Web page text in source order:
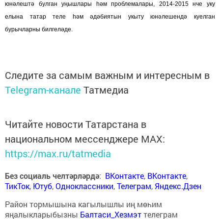
юнәлештә булган уңышлары һәм проблемалары, 2014-2015 нче уку
елына татар теле һәм әдәбиятын укыту юнәлешендә куелган
бурычларны билгеләде.
Следите за самым важным и интересным в
Telegram-канале Татмедиа
Читайте новости Татарстана в
национальном мессенджере MАХ:
https://max.ru/tatmedia
Без социаль челтәрләрдә: ВКонтакте, ВКонтакте,
ТикТок, Ютуб,Одноклассники,Телеграм, Яндекс.Дзен
Район тормышына кагылышлы иң мөһим
яңалыкларыбызны Балтаси_Хезмэттелеграм